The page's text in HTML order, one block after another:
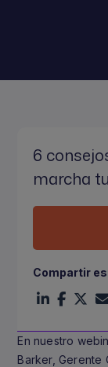
En nuestro
Barker, Gerente
6
marcha
Compartir